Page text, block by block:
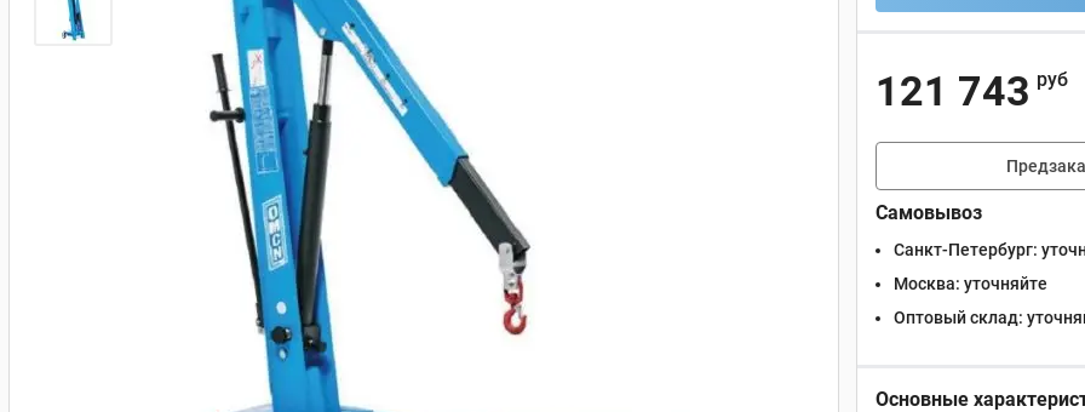
121 743 руб
Самовывоз
Санкт-Петербург:
Москва: уточняйте
Оптовый склад:
Основные